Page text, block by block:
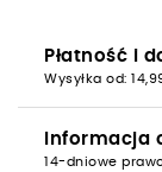
Płatność i
Wysyłka od:
Informacja
14-dniowe